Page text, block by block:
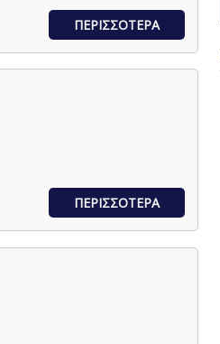
ΠΕΡΙΣΣΟΤΕΡΑ
ΠΕΡΙΣΣΟΤΕΡΑ